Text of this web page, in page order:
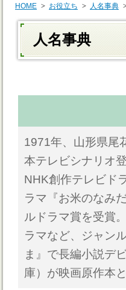
HOME お役立ち 人名事典
人名事典
1971年、山形県尾
本テレビシナリオ
NHK創作テレビド
ラマ『お米のなみ
ルドラマ賞を受賞
ラマなど、ジャン
ま』で長編小説デ
庫）が映画原作本